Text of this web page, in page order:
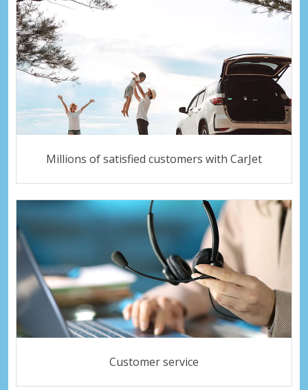
Millions of satisfied customers with CarJet
Customer service